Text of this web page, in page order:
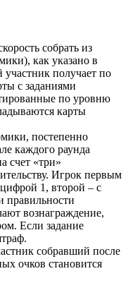
собрать из
как указано в
получает по
с заданиями
по уровню
карты
постепенно
каждого раунда
счет «три»
Игрок первым
1, второй – с
правильности
вознаграждение,
Если задание
собравший после
очков становится